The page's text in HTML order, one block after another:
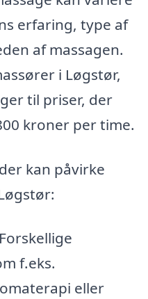
erfaring, type af
af massagen.
i Løgstør,
til priser, der
kroner per time.
kan påvirke
Forskellige
f.eks.
eller